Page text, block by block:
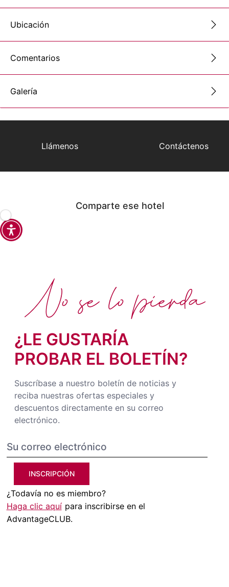
Ubicación
Comentarios
Galería
Llámenos Contáctenos
Comparte ese hotel
¿LE GUSTARÍA
PROBAR EL BOLETÍN?
Suscríbase a nuestro boletín de noticias y
reciba nuestras ofertas especiales y
descuentos directamente en su correo
electrónico.
INSCRIPCIÓN
¿Todavía no es miembro?
Haga clic aquí para inscribirse en el
AdvantageCLUB.
No se lo pierda